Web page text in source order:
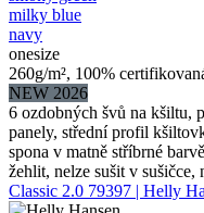
milky blue
navy
onesize
260g/m², 100%
NEW 2026
6 ozdobných švů na kšiltu,
panely, střední profil
spona v matně stříbrné
žehlit, nelze sušit v sušičce,
Classic 2.0 79397 | Helly